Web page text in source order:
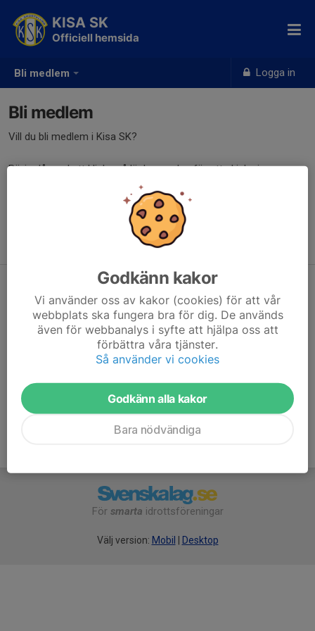
Bli medlem Logga in
KISA SK
Officiell hemsida
Bli medlem
Vill du bli medlem i Kisa SK?
Börja då med att klicka på länken nedan för att skicka in en
Medlemsansökan
Medlemsavgifter för 2024:
Familj: 500 Kr
Avgiften insättes på bankgiro 5506-4687.
För smarta idrottsföreningar
Välj version: Mobil Desktop
Godkänn kakor
Vi använder oss av kakor (cookies) för att vår
webbplats ska fungera bra för dig. De används
även för webbanalys i syfte att hjälpa oss att
förbättra våra tjänster.
Så använder vi cookies
Godkänn alla kakor
Bara nödvändiga